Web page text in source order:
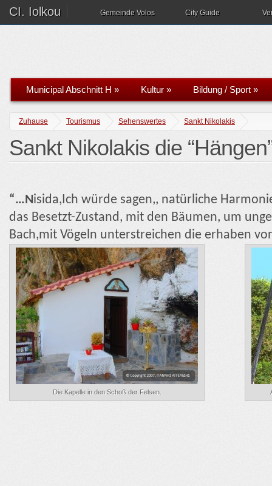
CI. Iolkou Gemeinde Volos City Guide
Municipal Abschnitt H » Kultur » Bildung / Sport »
Zuhause Tourismus Sehenswertes Sankt Nikolakis
Sankt Nikolakis die
“…Nisida,Ich würde sagen,, natürliche
das Besetzt-Zustand, mit den Bäumen, um
Bach,mit Vögeln unterstreichen die erhaben
Die Kapelle in den Schoß der Felsen.